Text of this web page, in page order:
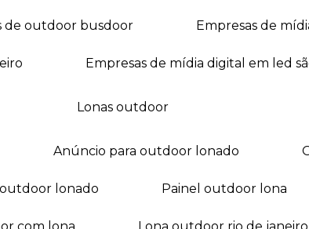
de outdoor busdoor empresas de
empresas de mídia digital em led
lonas outdoor
anúncio para outdoor lonado
outdoor lonado painel outdoor lona